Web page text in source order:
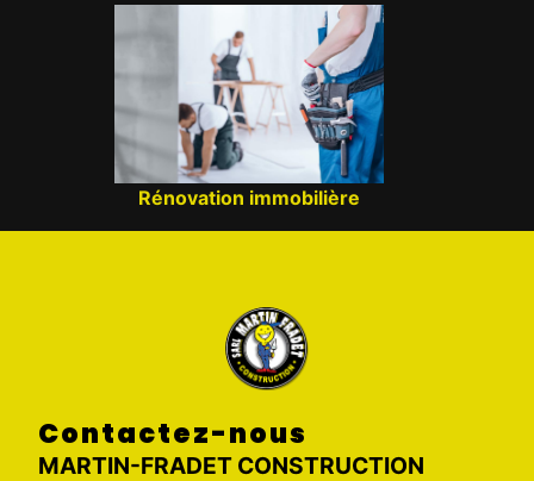
Rénovation immobilière
Contactez-nous
MARTIN-FRADET CONSTRUCTION